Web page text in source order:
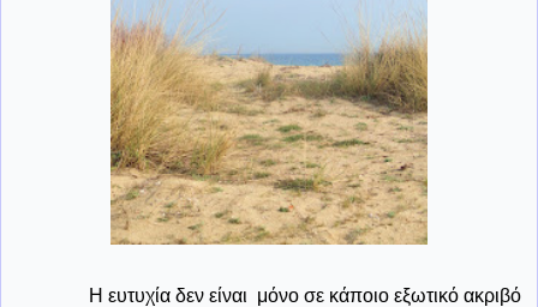
Η ευτυχία δεν είναι μόνο σε κάποιο εξωτικό ακριβό